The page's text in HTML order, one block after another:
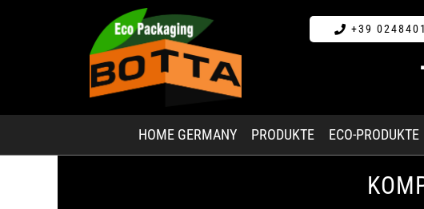
+39
HOME GERMANY PRODUKTE ECO-PRODUKTE